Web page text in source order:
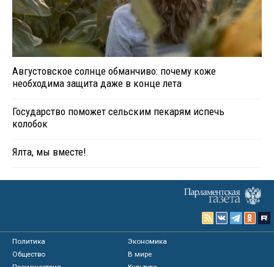
Августовское солнце обманчиво: почему коже
необходима защита даже в конце лета
Государство поможет сельским пекарям испечь
колобок
Ялта, мы вместе!
Политика
Экономика
Общество
В мире